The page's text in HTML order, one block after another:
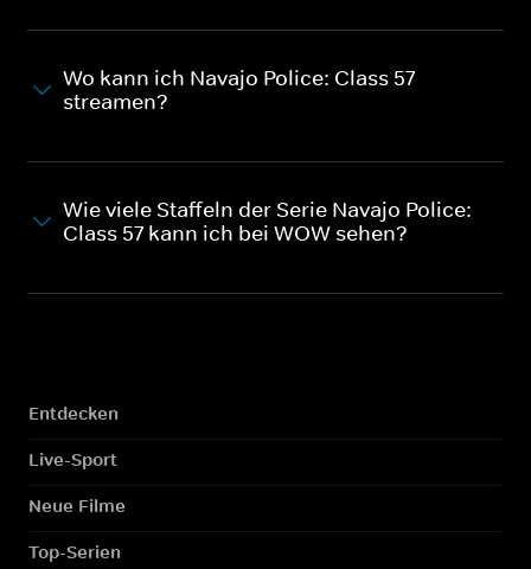
Wo kann ich Navajo Police: Class 57
streamen?
Wie viele Staffeln der Serie Navajo Police:
Class 57 kann ich bei WOW sehen?
Entdecken
Live-Sport
Neue Filme
Top-Serien